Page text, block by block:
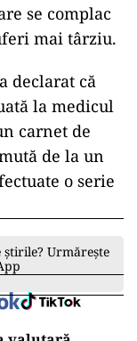
se complac
mai târziu.
declarat că
la medicul
carnet de
de la un
o serie
Urmărește